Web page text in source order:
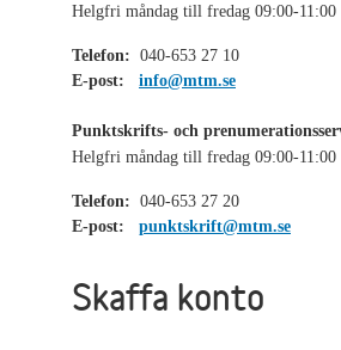
Helgfri måndag till fredag 09:00-11:00
Telefon: 040-653 27 10
E-post:
info@mtm.se
Punktskrifts- och
Helgfri måndag till fredag 09:00-11:00
Telefon: 040-653 27 20
E-post:
punktskrift@mtm.se
Skaffa konto